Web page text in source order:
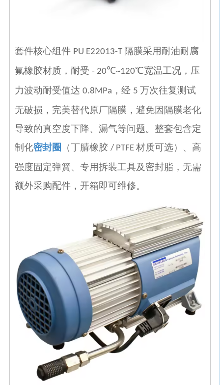
套件核心组件 PU E22013-T 隔膜采用耐油耐腐
氟橡胶材质，耐受- 20℃~120℃宽温工况，压
力波动耐受值达0.8MPa ，经 5 万次往复测试
无破损，完美替代原厂隔膜，避免因隔膜老化
导致的真空度下降、漏气等问题。整套包含定
制化密封圈 （丁腈橡胶/ PTFE材质可选）、高
强度固定弹簧、专用拆装工具及密封脂，无需
额外采购配件，开箱即可维修。